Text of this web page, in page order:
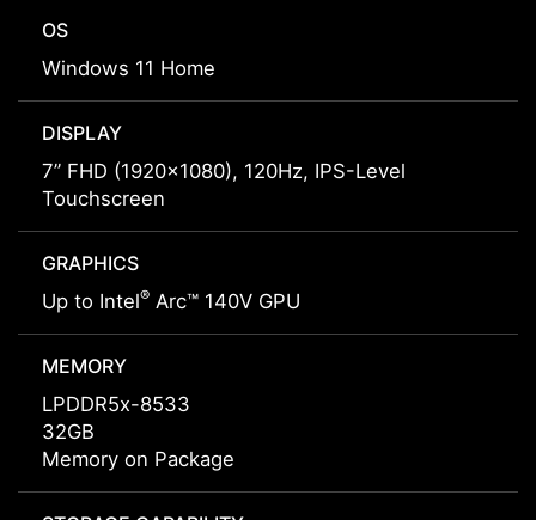
OS
Windows 11 Home
DISPLAY
7” FHD (1920x1080), 120Hz, IPS-Level
Touchscreen
GRAPHICS
Up to Intel® Arc™ 140V GPU
MEMORY
LPDDR5x-8533
32GB
Memory on Package